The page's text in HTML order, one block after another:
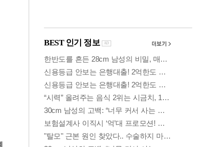
금융
두나무, 경찰청 '압수
가상자산' 관리한다